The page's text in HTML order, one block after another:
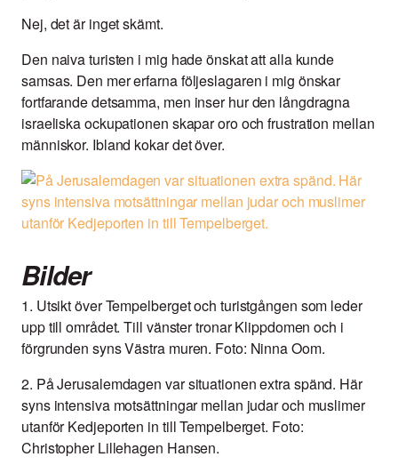
Nej, det är inget skämt.
Den naiva turisten i mig hade önskat att alla kunde
samsas. Den mer erfarna följeslagaren i mig önskar
fortfarande detsamma, men inser hur den långdragna
israeliska ockupationen skapar oro och frustration mellan
människor. Ibland kokar det över.
Bilder
1. Utsikt över Tempelberget och turistgången som leder
upp till området. Till vänster tronar Klippdomen och i
förgrunden syns Västra muren. Foto: Ninna Oom.
2. På Jerusalemdagen var situationen extra spänd. Här
syns intensiva motsättningar mellan judar och muslimer
utanför Kedjeporten in till Tempelberget. Foto:
Christopher Lillehagen Hansen.